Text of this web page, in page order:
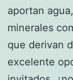
aportan
minerales
que derivan
excelente